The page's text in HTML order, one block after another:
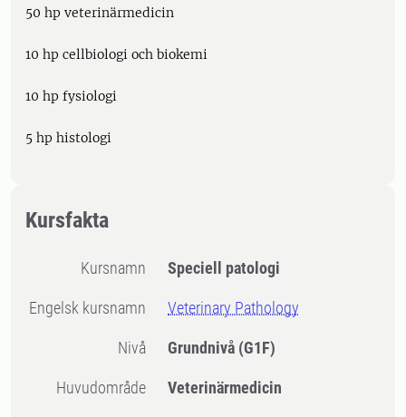
50 hp veterinärmedicin
10 hp cellbiologi och biokemi
10 hp fysiologi
5 hp histologi
Kursfakta
Kursnamn Speciell patologi
Engelsk kursnamn Veterinary Pathology
Nivå Grundnivå (G1F)
Huvudområde Veterinärmedicin